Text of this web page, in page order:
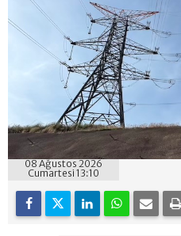
08 Ağustos 2026
Cumartesi 13:10